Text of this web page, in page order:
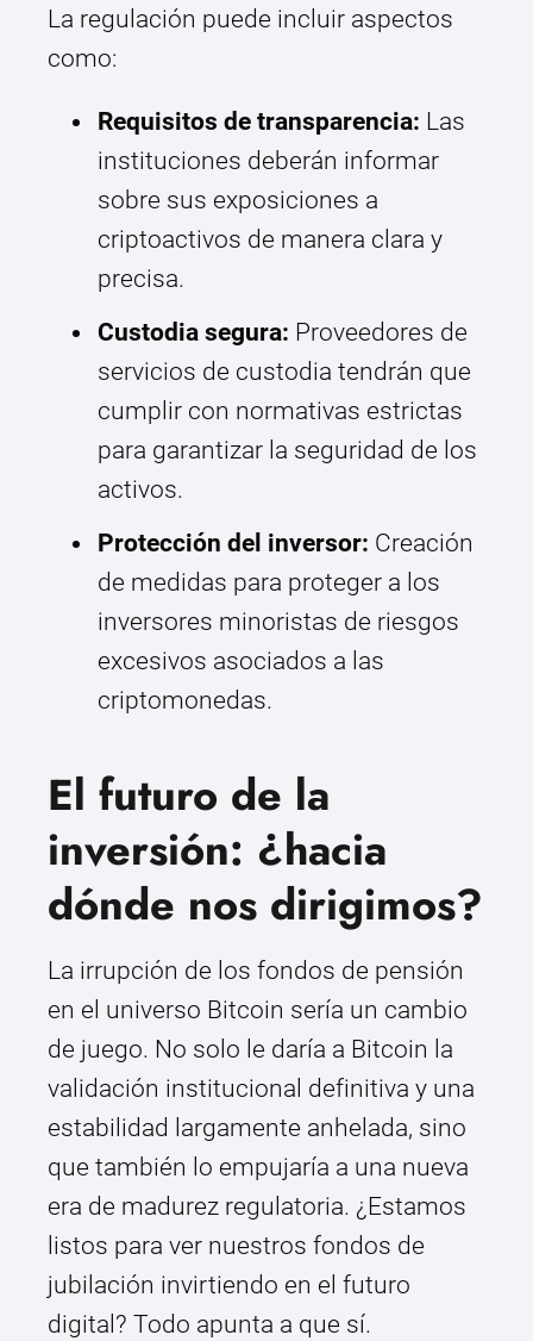
La regulación puede incluir aspectos
como:
Requisitos de transparencia: Las
instituciones deberán informar
sobre sus exposiciones a
criptoactivos de manera clara y
precisa.
Custodia segura: Proveedores de
servicios de custodia tendrán que
cumplir con normativas estrictas
para garantizar la seguridad de los
activos.
Protección del inversor: Creación
de medidas para proteger a los
inversores minoristas de riesgos
excesivos asociados a las
criptomonedas.
El futuro de la
inversión: ¿hacia
dónde nos dirigimos?
La irrupción de los fondos de pensión
en el universo Bitcoin sería un cambio
de juego. No solo le daría a Bitcoin la
validación institucional definitiva y una
estabilidad largamente anhelada, sino
que también lo empujaría a una nueva
era de madurez regulatoria. ¿Estamos
listos para ver nuestros fondos de
jubilación invirtiendo en el futuro
digital? Todo apunta a que sí.